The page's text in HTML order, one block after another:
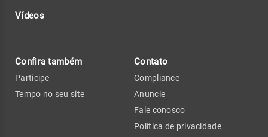
Vídeos
Confira também
Participe
Tempo no seu site
Contato
Compliance
Anuncie
Fale conosco
Política de privacidade